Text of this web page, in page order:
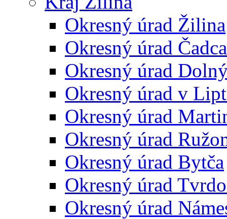
Okresný úrad Žilina
Okresný úrad Čadca
Okresný úrad
Okresný úrad v
Okresný úrad
Okresný úrad
Okresný úrad Bytča
Okresný úrad
Okresný úrad